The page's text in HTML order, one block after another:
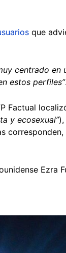
que
centrado en
estos perfiles”.
Factual
y ecosexual”),
Ezra